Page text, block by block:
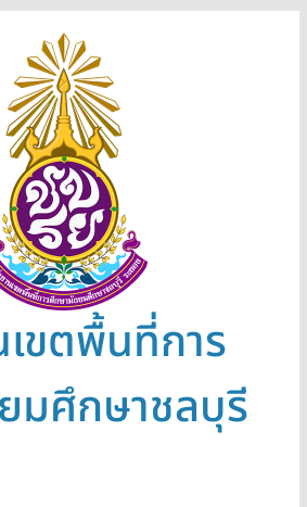
ขตพื้นที่การ
มศึกษาชลบุรี